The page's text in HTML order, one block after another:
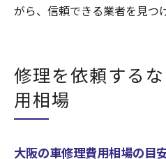
がら、信頼できる業者を見つ
修理を依頼する
用相場
大阪の車修理費用相場の目